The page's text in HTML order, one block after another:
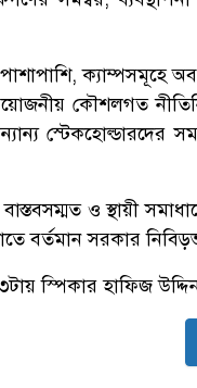
ক্যাম্পসমূহে
কৌশলগত
স্টেকহোল্ডারদের
বাস্তবসম্মত ও স্থায়ী
বর্তমান সরকার
স্পিকার হাফিজ